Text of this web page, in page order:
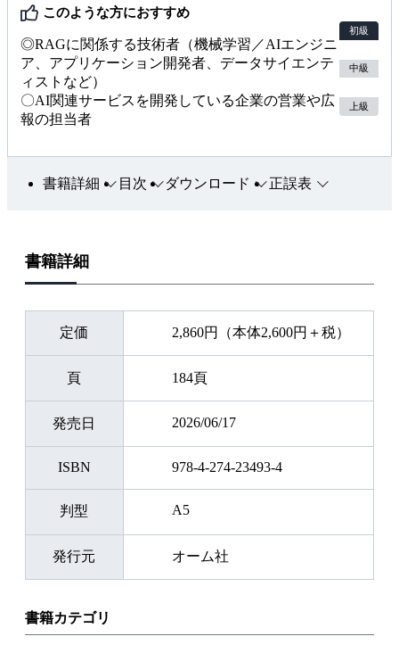
このような方におすすめ
◎RAGに関係する技術者（機械学習／AIエンジニ
ア、アプリケーション開発者、データサイエンテ
ィストなど）
〇AI関連サービスを開発している企業の営業や広
報の担当者
初級
中級
上級
書籍詳細 目次 ダウンロード 正誤表
書籍詳細
定価 2,860円（本体2,600円＋税）
頁 184頁
発売日 2026/06/17
ISBN 978-4-274-23493-4
判型 A5
発行元 オーム社
書籍カテゴリ